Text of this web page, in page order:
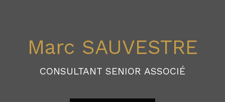
Marc SAUVESTRE
CONSULTANT SENIOR ASSOCIÉ